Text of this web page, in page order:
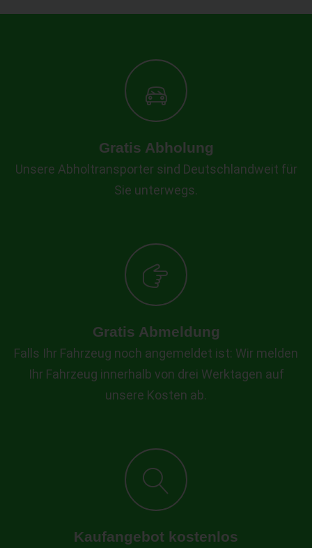
Gratis Abholung
Unsere Abholtransporter sind Deutschlandweit für
Sie unterwegs.
Gratis Abmeldung
Falls Ihr Fahrzeug noch angemeldet ist: Wir melden
Ihr Fahrzeug innerhalb von drei Werktagen auf
unsere Kosten ab.
Kaufangebot kostenlos